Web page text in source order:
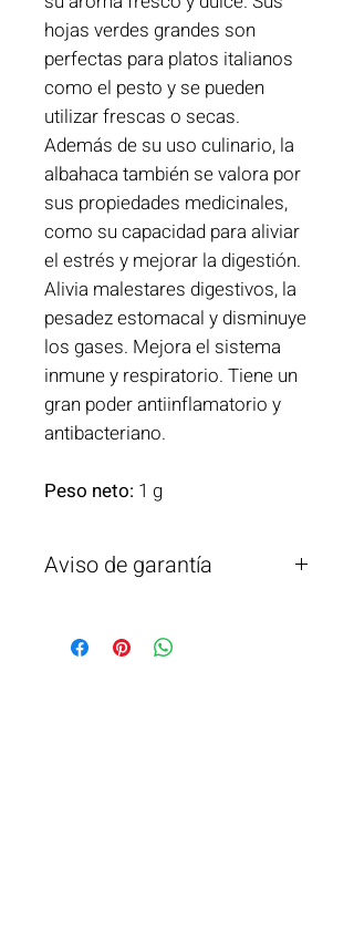
hojas verdes grandes son
perfectas para platos italianos
como el pesto y se pueden
utilizar frescas o secas.
Además de su uso culinario, la
albahaca también se valora por
sus propiedades medicinales,
como su capacidad para aliviar
el estrés y mejorar la digestión.
Alivia malestares digestivos, la
pesadez estomacal y disminuye
los gases. Mejora el sistema
inmune y respiratorio. Tiene un
gran poder antiinflamatorio y
antibacteriano.
Peso neto: 1 g
Aviso de garantía
estas semillas, pero no se
responsabiliza por su mal uso,